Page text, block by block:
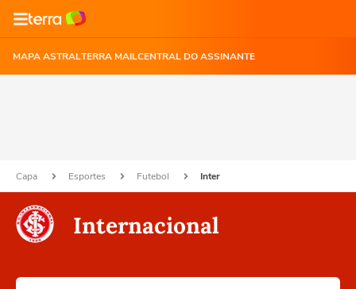
MAPA ASTRALTERRA MAILCENTRAL DO ASSINANTE
Capa Esportes Futebol Inter
Internacional